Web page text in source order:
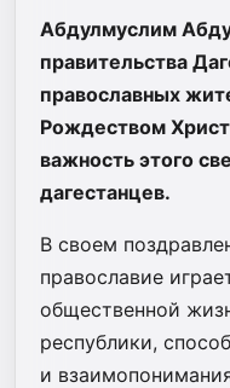
Абдулмуслим
правительства
православных
Рождеством
важность этого
дагестанцев.
В своем
православие
общественной
республики,
и